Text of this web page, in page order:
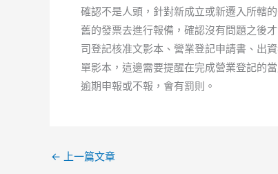
確認不是人頭，針對新成立或新遷入所轄
舊的發票去進行報備，確認沒有問題之後
司登記核准文影本、營業登記申請書、出
單影本，這邊需要提醒在完成營業登記的
逾期申報或不報，會有罰則。
← 上一篇文章